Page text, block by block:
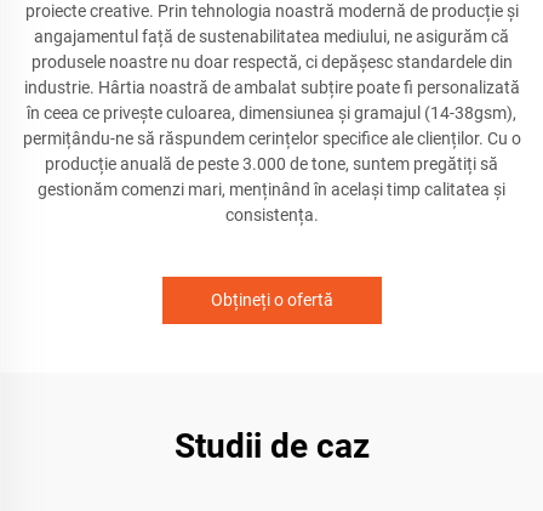
proiecte creative. Prin tehnologia noastră modernă de producție și
angajamentul față de sustenabilitatea mediului, ne asigurăm că
produsele noastre nu doar respectă, ci depășesc standardele din
industrie. Hârtia noastră de ambalat subțire poate fi personalizată
în ceea ce privește culoarea, dimensiunea și gramajul (14-38gsm),
permițându-ne să răspundem cerințelor specifice ale clienților. Cu o
producție anuală de peste 3.000 de tone, suntem pregătiți să
gestionăm comenzi mari, menținând în același timp calitatea și
consistența.
Obțineți o ofertă
Studii de caz